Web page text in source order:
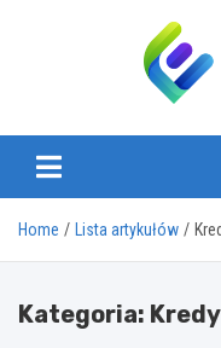
Home Lista artykułów
Kategoria: